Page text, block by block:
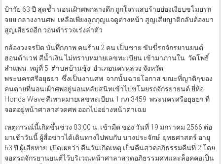
ป้าวัย 63 ปี สุดช้ำ นอนเฝ้าศพกลางดึก ถูกโจรแสบร้ายย่องเงียบขโมยรถ
จยย.กลางงานศพ เหลือเพียงลูกกุญแจดูต่างหน้า สูญเสียญาติกลับต้องมา
สูญเสียรถอีก วอนตำรวจเร่งล่าตัว
กล้องวงจรปิด บันทึกภาพ คนร้าย 2 คน เป็นชาย ขับขี่รถจักรยานยนต์
ฮอนด้าเวฟ สีน้ำเงิน ไม่ทราบหมายเลขทะเบียน เข้ามาภานใน วัดโพธิ์
ลำแพน หมู่ที่ 5 ตำบลบ้านชุ้ง อำเภอนครหลวง จังหวัด
พระนครศรีอยุธยา ซึ่งเป็นงานศพ จากนั้นฉวยโอกาส ขณะที่ญาติๆของ
คนตายที่นอนเฝ้าศพอยู่นอนหลับสนิทเข้าไปขโมยรถจักรยายนต์ ยี่ห้อ
Honda Wave สีเทาหมายเลขทะเบียน 1 กภ 3459 พระนครศรีอยุธยา ที่
จอดอยู่หน้าศาลาสวดศพ ออกไปอย่างหน้าตาเฉย
เหตุการณ์นี้เกิดขึ้นช่วง 03.00 น. เช้ามืด ของ วันที่ 19 มกราคม 2566 ต่อ
มาเช้าวันนี้ ผู้สื่อข่าวได้เดินทางไปพบกับ นางประจักษ์ ยุทธศาสตร์ อายุ
63 ปี ผู้เสียหาย เปิดเผยว่า คืนวันเกิดเหตุ เป็นคืนสวดอภิธรรมคืนที่ 2 โดย
จอดรถจักรยานยนต์ไว้บริเวณหน้าศาลาสวดอภิธรรมศพและล็อคคอเป็น